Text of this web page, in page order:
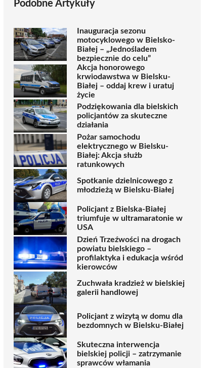
Podobne Artykuły
Inauguracja sezonu
motocyklowego w Bielsko-
Białej – „Jednośladem
bezpiecznie do celu”
Akcja honorowego
krwiodawstwa w Bielsku-
Białej – oddaj krew i uratuj
życie
Podziękowania dla bielskich
policjantów za skuteczne
działania
Pożar samochodu
elektrycznego w Bielsku-
Białej: Akcja służb
ratunkowych
Spotkanie dzielnicowego z
młodzieżą w Bielsku-Białej
Policjant z Bielska-Białej
triumfuje w ultramaratonie w
USA
Dzień Trzeźwości na drogach
powiatu bielskiego –
profilaktyka i edukacja wśród
kierowców
Zuchwała kradzież w bielskiej
galerii handlowej
Policjant z wizytą w domu dla
bezdomnych w Bielsku-Białej
Skuteczna interwencja
bielskiej policji – zatrzymanie
sprawców włamania